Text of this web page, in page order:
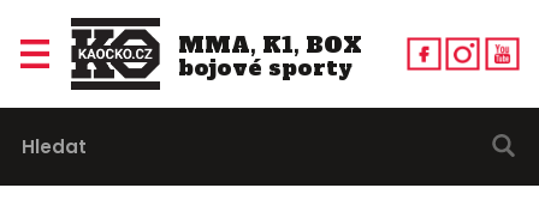
MMA, K1, BOX
bojové sporty